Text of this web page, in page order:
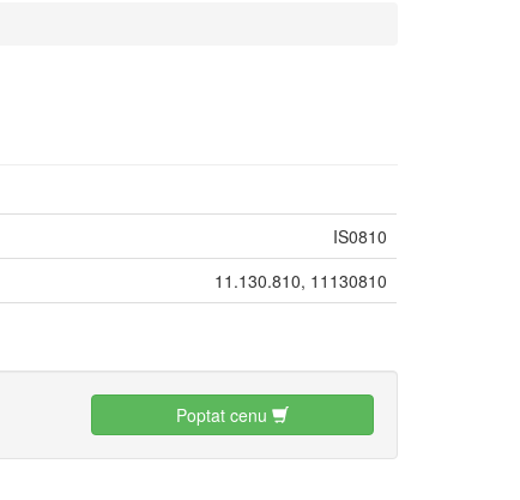
IS0810
11.130.810, 11130810
Poptat cenu